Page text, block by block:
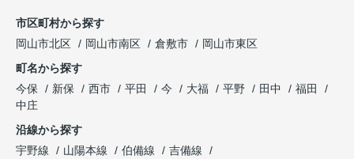
市区町村から探す
岡山市北区
岡山市南区 倉敷市
岡山市東区
町名から探す
今保
新保 西市 平田 今 大福 平野 田中
福田
中庄
沿線から探す
宇野線
山陽本線 伯備線
吉備線